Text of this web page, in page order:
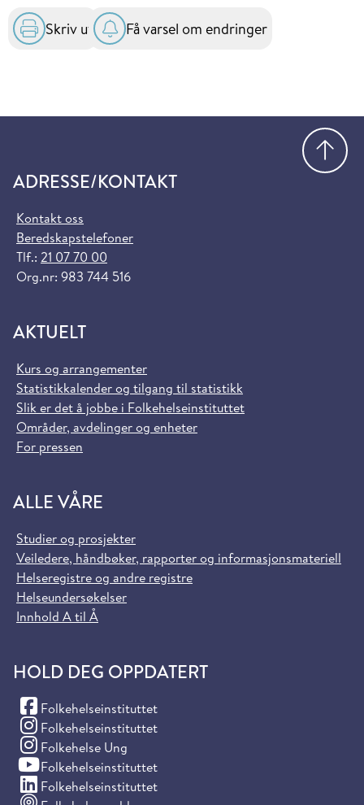
Skriv ut Få varsel om endringer
ADRESSE/KONTAKT
Kontakt oss
Beredskapstelefoner
Tlf.: 21 07 70 00
Org.nr: 983 744 516
AKTUELT
Kurs og arrangementer
Statistikkalender og tilgang til statistikk
Slik er det å jobbe i Folkehelseinstituttet
Områder, avdelinger og enheter
For pressen
ALLE VÅRE
Studier og prosjekter
Veiledere, håndbøker, rapporter og informasjonsmateriell
Helseregistre og andre registre
Helseundersøkelser
Innhold A til Å
HOLD DEG OPPDATERT
Folkehelseinstituttet
(Facebook)
Folkehelseinstituttet
(Instagram)
Folkehelse Ung
(Instagram)
Folkehelseinstituttet
(YouTube)
Folkehelseinstituttet
(LinkedIn)